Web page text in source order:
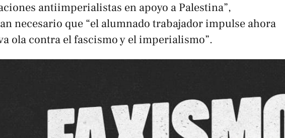
antiimperialistas en apoyo a Palestina”,
necesario que “el alumnado trabajador impulse ahora
ola contra el fascismo y el imperialismo”.